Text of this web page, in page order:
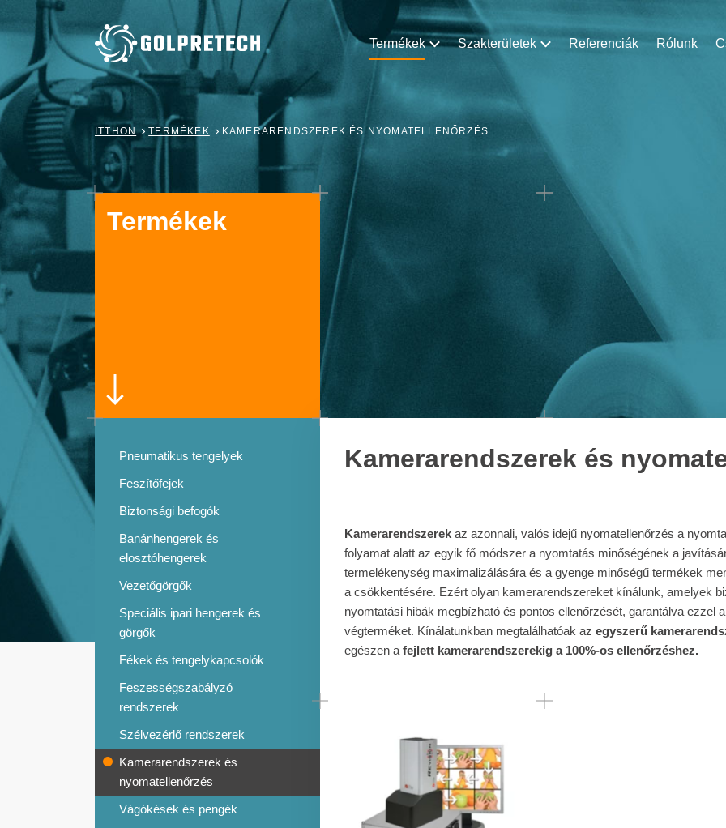
Termékek Szakterületek Referenciák Rólunk
ITTHON TERMÉKEK KAMERARENDSZEREK ÉS NYOMATELLENŐRZÉS
Termékek
Pneumatikus tengelyek
Feszítőfejek
Biztonsági befogók
Banánhengerek és
elosztóhengerek
Vezetőgörgők
Speciális ipari hengerek és
görgők
Fékek és tengelykapcsolók
Feszességszabályzó
rendszerek
Szélvezérlő rendszerek
Kamerarendszerek és
nyomatellenőrzés
Vágókések és pengék
Kamerarendszerek és
Kamerarendszerekaz azonnali, valós idejű nyomatellenőrzés a
folyamat alatt az egyik fő módszer a nyomtatás minőségének a
termelékenység maximalizálására és a gyenge minőségű termékek
a csökkentésére. Ezért olyan kamerarendszereket kínálunk, amelyek
nyomtatási hibák megbízható és pontos ellenőrzését, garantálva ezzel
végterméket. Kínálatunkban megtalálhatóak az egyszerű
egészen afejlett kamerarendszerekig a 100%-os ellenőrzéshez.